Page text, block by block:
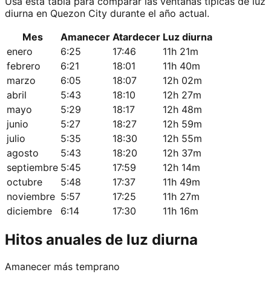
diurna en Quezon City durante el año actual.
Mes
Amanecer Atardecer Luz diurna
enero
6:25 17:46
11h 21m
febrero
6:21 18:01
11h 40m
marzo
6:05 18:07
12h 02m
abril
5:43 18:10
12h 27m
mayo
5:29 18:17
12h 48m
junio
5:27 18:27
12h 59m
julio
5:35 18:30
12h 55m
agosto
5:43 18:20
12h 37m
septiembre 5:45 17:59
12h 14m
octubre
5:48 17:37
11h 49m
noviembre 5:57 17:25
11h 27m
diciembre
6:14 17:30 11h 16m
Hitos anuales de luz diurna
Amanecer más temprano